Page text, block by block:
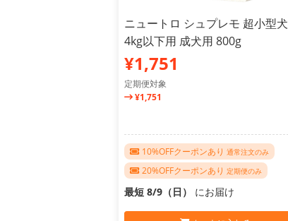
ニュートロ シュプレモ 超小型犬
4kg以下用 成犬用 800g
¥1,751
定期便対象
¥1,751
10%OFFクーポンあり 通常注文のみ
20%OFFクーポンあり 定期便のみ
最短 8/9（日） にお届け